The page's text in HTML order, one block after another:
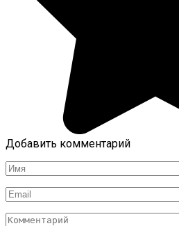
Добавить комментарий
Имя
*
Email
*
Комментарий